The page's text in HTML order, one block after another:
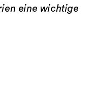
eine wichtige